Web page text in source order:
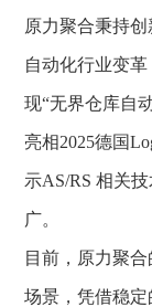
原力聚合秉持
自动化行业变
现“无界仓库自
亮相2025德国
示AS/RS 相关
广。
目前，原力聚合
场景，凭借稳